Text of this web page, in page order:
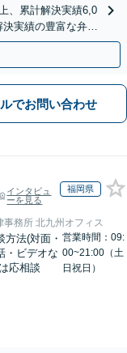
、累計解決実績6,0
実績の豊富な弁護
でお問い合わせ
インタビュ
ーを見る
福岡県
事務所 北九州オフィス
方法(対面・
・ビデオな
応相談
営業時間：09:
00~21:00（土
日祝日）